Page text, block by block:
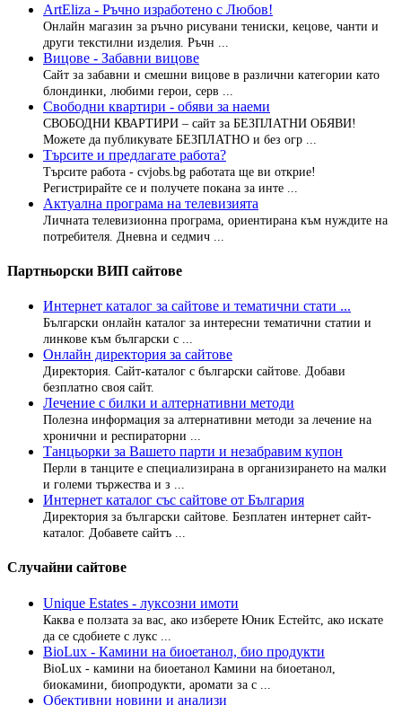
ArtEliza - Ръчно изработено с Любов!
Онлайн магазин за ръчно рисувани тениски, кецове, чанти и
други текстилни изделия. Ръчн ...
Вицове - Забавни вицове
Сайт за забавни и смешни вицове в различни категории като
блондинки, любими герои, серв ...
Свободни квартири - обяви за наеми
СВОБОДНИ КВАРТИРИ – сайт за БЕЗПЛАТНИ ОБЯВИ!
Можете да публикувате БЕЗПЛАТНО и без огр ...
Търсите и предлагате работа?
Търсите работа - cvjobs.bg работата ще ви открие!
Регистрирайте се и получете покана за инте ...
Актуална програма на телевизията
Личната телевизионна програма, ориентирана към нуждите на
потребителя. Дневна и седмич ...
Партньорски ВИП сайтове
Интернет каталог за сайтове и тематични стати ...
Български онлайн каталог за интересни тематични статии и
линкове към български с ...
Онлайн директория за сайтове
Директория. Сайт-каталог с български сайтове. Добави
безплатно своя сайт.
Лечение с билки и алтернативни методи
Полезна информация за алтернативни методи за лечение на
хронични и респираторни ...
Танцьорки за Вашето парти и незабравим купон
Перли в танците е специализирана в организирането на малки
и големи тържества и з ...
Интернет каталог със сайтове от България
Директория за български сайтове. Безплатен интернет сайт-
каталог. Добавете сайтъ ...
Случайни сайтове
Unique Estates - луксозни имоти
Каква е ползата за вас, ако изберете Юник Естейтс, ако искате
да се сдобиете с лукс ...
BioLux - Камини на биоетанол, био продукти
BioLux - камини на биоетанол Камини на биоетанол,
биокамини, биопродукти, аромати за с ...
Обективни новини и анализи